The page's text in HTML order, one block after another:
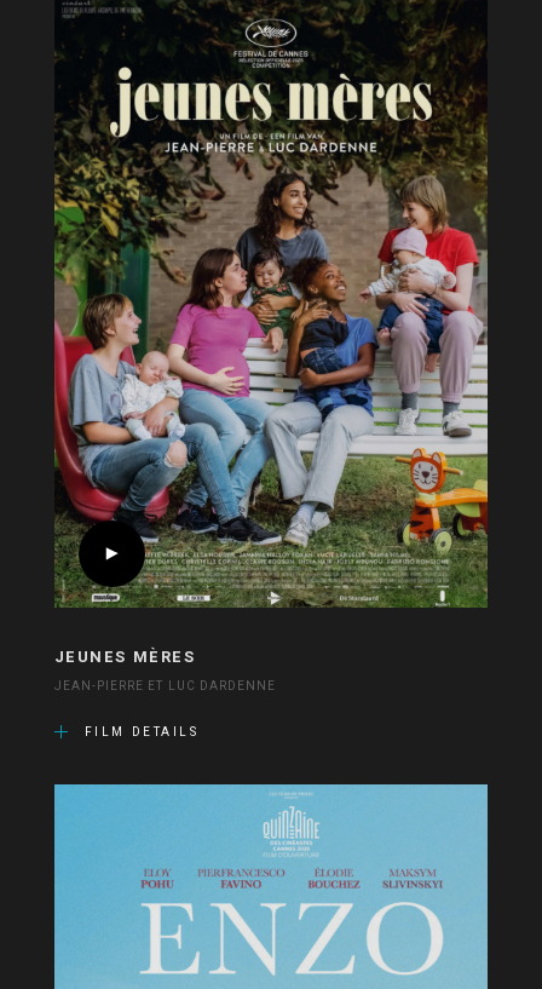
JEUNES MÈRES
JEAN-PIERRE ET LUC DARDENNE
FILM DETAILS